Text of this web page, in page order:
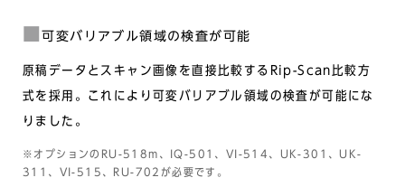
可変バリアブル領域の検査が可能
原稿データとスキャン画像を直接比較するRip-Scan比較方
式を採用。これにより可変バリアブル領域の検査が可能にな
りました。
※オプションのRU-518m、IQ-501、VI-514、UK-301、UK-
311、VI-515、RU-702が必要です。